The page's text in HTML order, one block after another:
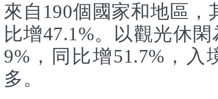
來自190個國家和地區，
比增47.1%。以觀光休
9%，同比增51.7%，
多。